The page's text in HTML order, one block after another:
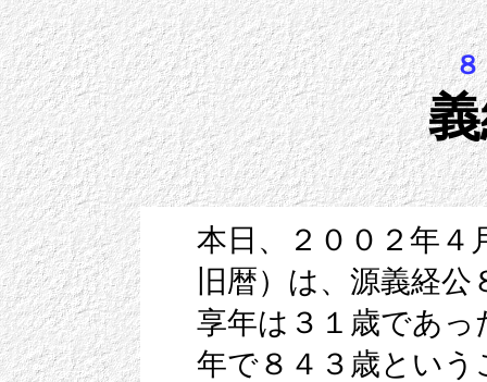
８
本日、２００２年４
旧暦）は、源義経
享年は３１歳であ
年で８４３歳とい